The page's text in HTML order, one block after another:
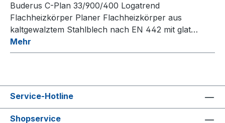
Buderus C-Plan 33/900/400 Logatrend
Flachheizkörper Planer Flachheizkörper aus
kaltgewalztem Stahlblech nach EN 442 mit glat…
Mehr
Service-Hotline
Shopservice